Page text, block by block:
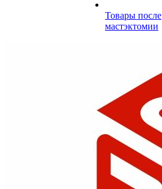
Товары после
мастэктомии